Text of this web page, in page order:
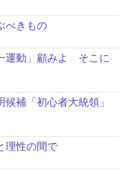
べきもの
運動」顧みよ そこに
候補「初心者大統領」
理性の間で